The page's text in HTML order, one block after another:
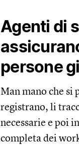
Agenti di
persone
Man mano che si
registrano, li
necessarie e poi
completa dei